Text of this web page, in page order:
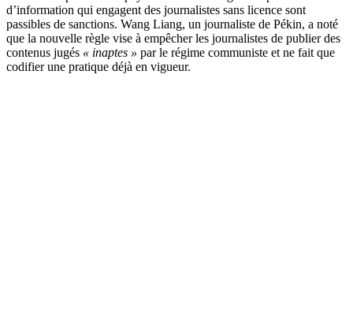
d’information qui engagent des journalistes sans licence sont
passibles de sanctions. Wang Liang, un journaliste de Pékin, a noté
que la nouvelle règle vise à empêcher les journalistes de publier des
contenus jugés « inaptes » par le régime communiste et ne fait que
codifier une pratique déjà en vigueur.